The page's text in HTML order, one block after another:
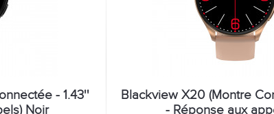
- 1.43''
Noir
Blackview X20 (Montre
- Réponse aux